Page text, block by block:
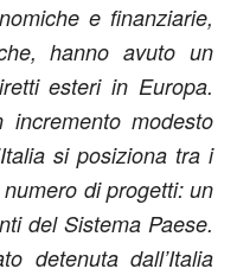
e finanziarie,
hanno avuto un
esteri in Europa.
modesto
si posiziona tra i
di progetti: un
del Sistema Paese.
detenuta dall’Italia